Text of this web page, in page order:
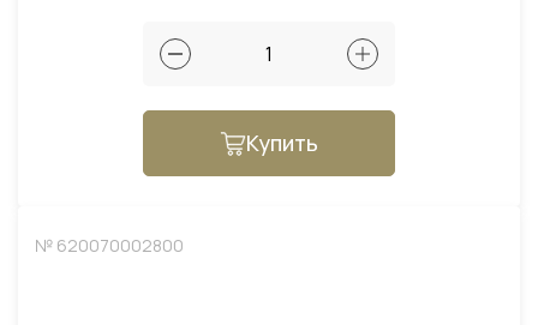
Купить
№ 620070002800